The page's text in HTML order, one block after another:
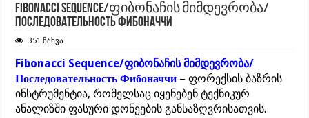
Fibonacci Sequence/ფიბონაჩის მიმდევრობა/
Последовательность Фибоначчи
351 ნახვა
Fibonacci Sequence/ფიბონაჩის მიმდევრობა/
Последовательность Фибоначчи – ფორექსის ბაზრის
ინსტრუმენტია, რომელსაც იყენებენ ტექნიკურ
ანალიზში ფასური დონეების განსაზღვრისათვის.